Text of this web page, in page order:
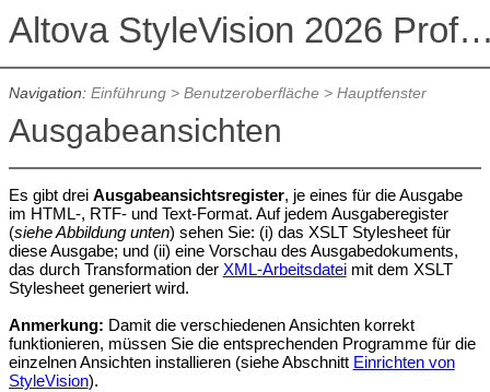
Altova StyleVision 2026
Navigation: Einführung> Benutzeroberfläche> Hauptfenster
Ausgabeansichten
Es gibt drei Ausgabeansichtsregister, je eines für die Ausgabe
im HTML-, RTF- und Text-Format. Auf jedem Ausgaberegister
(siehe Abbildung unten) sehen Sie: (i) das XSLT Stylesheet für
diese Ausgabe; und (ii) eine Vorschau des Ausgabedokuments,
das durch Transformation der XML-Arbeitsdatei mit dem XSLT
Stylesheet generiert wird.
Anmerkung: Damit die verschiedenen Ansichten korrekt
funktionieren, müssen Sie die entsprechenden Programme für die
einzelnen Ansichten installieren (siehe Abschnitt Einrichten von
StyleVision).